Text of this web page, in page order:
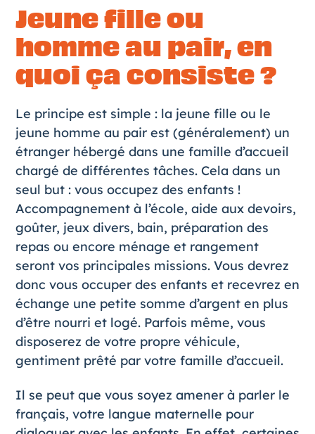
Jeune fille ou
homme au pair, en
quoi ça consiste ?
Le principe est simple : la jeune fille ou le
jeune homme au pair est (généralement) un
étranger hébergé dans une famille d’accueil
chargé de différentes tâches. Cela dans un
seul but : vous occupez des enfants !
Accompagnement à l’école, aide aux devoirs,
goûter, jeux divers, bain, préparation des
repas ou encore ménage et rangement
seront vos principales missions. Vous devrez
donc vous occuper des enfants et recevrez en
échange une petite somme d’argent en plus
d’être nourri et logé. Parfois même, vous
disposerez de votre propre véhicule,
gentiment prêté par votre famille d’accueil.
Il se peut que vous soyez amener à parler le
français, votre langue maternelle pour